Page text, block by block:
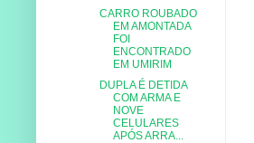
CARRO ROUBADO
EM AMONTADA
FOI
ENCONTRADO
EM UMIRIM
DUPLA É DETIDA
COM ARMA E
NOVE
CELULARES
APÓS ARRA...